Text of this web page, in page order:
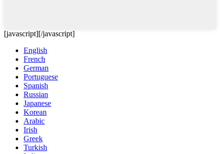
[javascript][/javascript]
English
French
German
Portuguese
Spanish
Russian
Japanese
Korean
Arabic
Irish
Greek
Turkish